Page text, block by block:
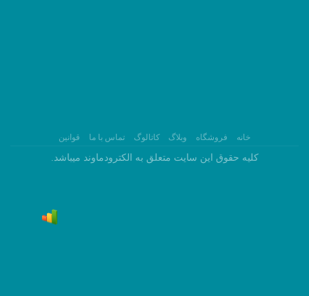
وبلاگ کاتالوگ تماس با ما قوانین
حقوق این سایت متعلق به الکترودماوند میباشد.